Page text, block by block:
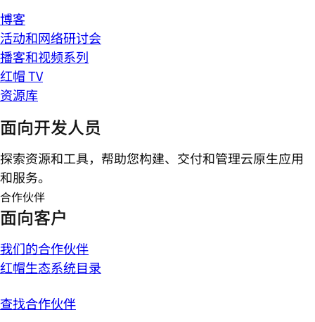
博客
活动和网络研讨会
播客和视频系列
红帽 TV
资源库
面向开发人员
探索资源和工具，帮助您构建、交付和管理云原生应用
和服务。
合作伙伴
面向客户
我们的合作伙伴
红帽生态系统目录
查找合作伙伴